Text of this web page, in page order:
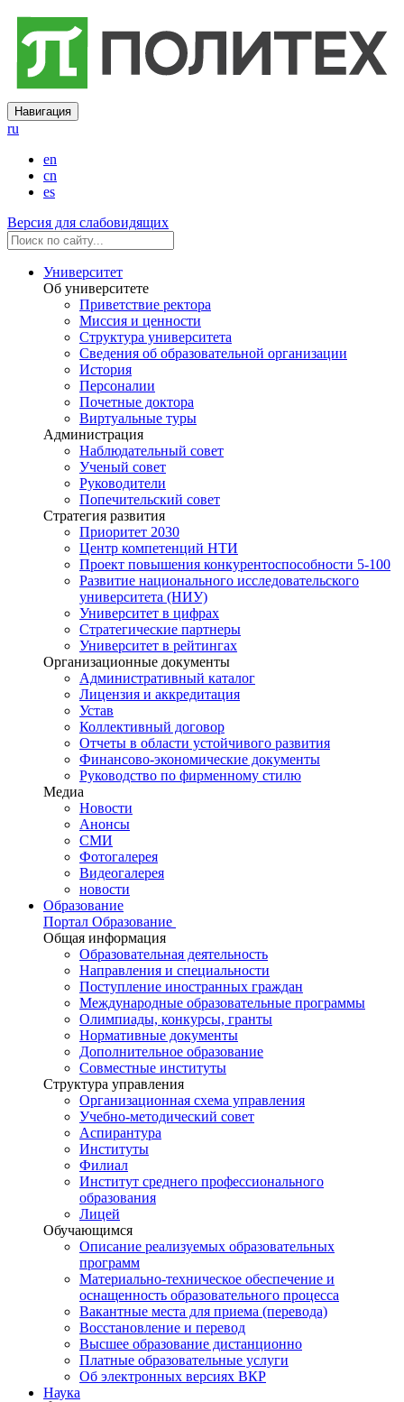
Навигация
ru
en
cn
es
Версия для слабовидящих
Университет
Об университете
Приветствие ректора
Миссия и ценности
Структура университета
Сведения об образовательной организации
История
Персоналии
Почетные доктора
Виртуальные туры
Администрация
Наблюдательный совет
Ученый совет
Руководители
Попечительский совет
Стратегия развития
Приоритет 2030
Центр компетенций НТИ
Проект повышения конкурентоспособности 5-100
Развитие национального исследовательского
университета (НИУ)
Университет в цифрах
Стратегические партнеры
Университет в рейтингах
Организационные документы
Административный каталог
Лицензия и аккредитация
Устав
Коллективный договор
Отчеты в области устойчивого развития
Финансово-экономические документы
Руководство по фирменному стилю
Медиа
Новости
Анонсы
СМИ
Фотогалерея
Видеогалерея
новости
Образование
Портал Образование
Общая информация
Образовательная деятельность
Направления и специальности
Поступление иностранных граждан
Международные образовательные программы
Олимпиады, конкурсы, гранты
Нормативные документы
Дополнительное образование
Совместные институты
Структура управления
Организационная схема управления
Учебно-методический совет
Аспирантура
Институты
Филиал
Институт среднего профессионального
образования
Лицей
Обучающимся
Описание реализуемых образовательных
программ
Материально-техническое обеспечение и
оснащенность образовательного процесса
Вакантные места для приема (перевода)
Восстановление и перевод
Высшее образование дистанционно
Платные образовательные услуги
Об электронных версиях ВКР
Наука